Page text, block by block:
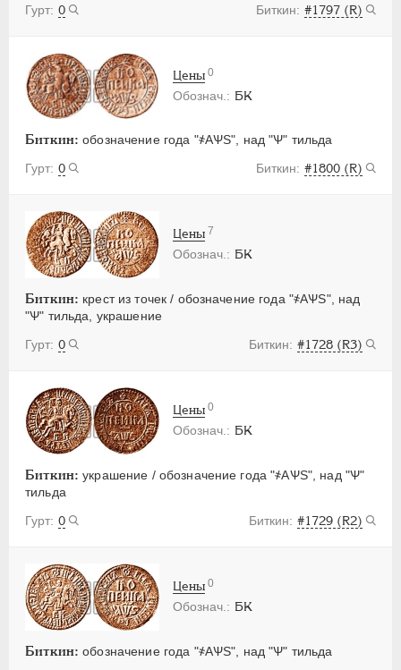
0 #1797 (R)
БК
Биткин: обозначение года "҂АѰS", над "Ѱ" тильда
0
#1800 (R)
Цены 0
БК
Биткин: крест из точек / обозначение года "҂АѰS", над
"Ѱ" тильда, украшение
0
#1728 (R3)
Цены 7
БК
Биткин: украшение / обозначение года "҂АѰS", над "Ѱ"
тильда
0
#1729 (R2)
Цены 0
БК
Биткин: обозначение года "҂АѰS", над "Ѱ" тильда
Цены 0